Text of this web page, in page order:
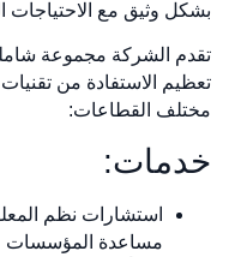
بشكل وثيق مع الاحتياجات
تقدم الشركة مجموعة
تعظيم الاستفادة من
مختلف القطاعات:
خدمات:
استشارات نظم
مساعدة المؤسسات